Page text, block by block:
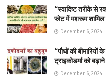
“स्वादिष्ट तरीके से
प्लेट में मशरूम
December 6, 2024
“पौधों की
ट्राइकोडर्मा को
December 6, 2024